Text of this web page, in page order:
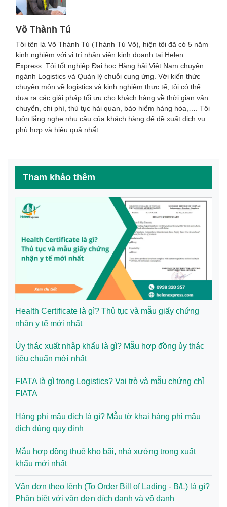
Võ Thành Tú
Tôi tên là Võ Thành Tú (Thành Tú Võ), hiện tôi đã có 5 năm
kinh nghiệm với vị trí nhân viên kinh doanh tại Helen
Express. Tôi tốt nghiệp Đại học Hàng hải Việt Nam chuyên
ngành Logistics và Quản lý chuỗi cung ứng. Với kiến thức
chuyên môn về logistics và kinh nghiệm thực tế, tôi có thể
đưa ra các giải pháp tối ưu cho khách hàng về thời gian vận
chuyển, chi phí, thủ tục hải quan, bảo hiểm hàng hóa,…. Tôi
luôn lắng nghe nhu cầu của khách hàng để đề xuất dịch vụ
phù hợp và hiệu quả nhất.
Tham khảo thêm
Health Certificate là gì? Thủ tục và mẫu giấy chứng
nhận y tế mới nhất
Ủy thác xuất nhập khẩu là gì? Mẫu hợp đồng ủy thác
tiêu chuẩn mới nhất
FIATA là gì trong Logistics? Vai trò và mẫu chứng chỉ
FIATA
Hàng phi mậu dịch là gì? Mẫu tờ khai hàng phi mậu
dịch đúng quy định
Mẫu hợp đồng thuê kho bãi, nhà xưởng trong xuất
khẩu mới nhất
Vận đơn theo lệnh (To Order Bill of Lading - B/L) là gì?
Phân biệt với vận đơn đích danh và vô danh